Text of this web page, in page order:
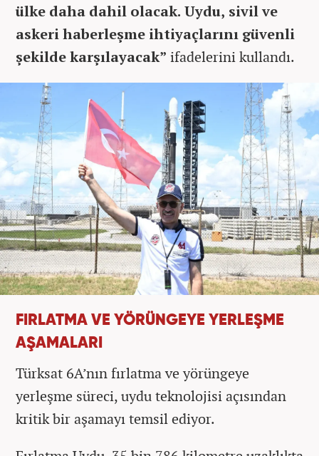
ülke daha dahil olacak. Uydu, sivil ve
askeri haberleşme ihtiyaçlarını güvenli
şekilde karşılayacak” ifadelerini kullandı.
FIRLATMA VE YÖRÜNGEYE YERLEŞME
AŞAMALARI
Türksat 6A’nın fırlatma ve yörüngeye
yerleşme süreci, uydu teknolojisi açısından
kritik bir aşamayı temsil ediyor.